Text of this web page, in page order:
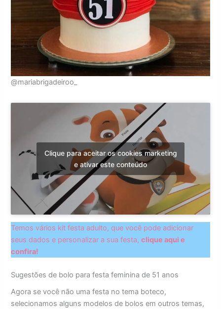
@mariabrigadeiroo_
Clique para aceitar os cookies marketing
e ativar este conteúdo
Temos vários kit festa adulto, que você pode adicionar
seus dados e personalizar a sua festa,clique aqui e
confira!
Sugestões de bolo para festa feminina de 51 anos
Agora se você não uma festa no tema boteco,
selecionamos alguns modelos de bolos em outros temas,